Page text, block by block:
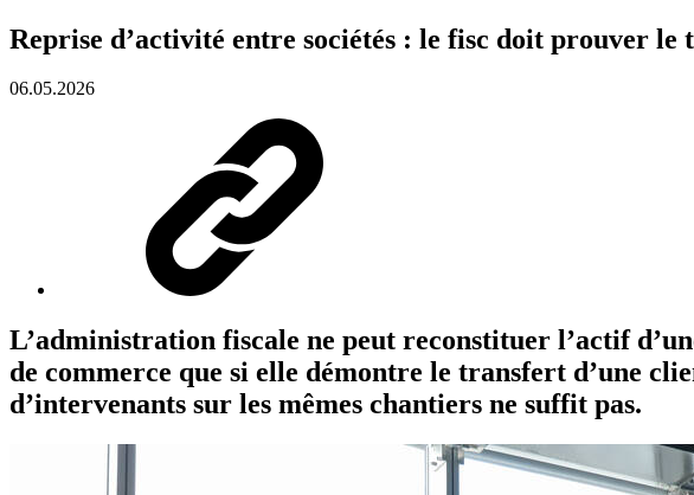
Reprise d’activité entre sociétés : le fisc doit prouver
06.05.2026
L’administration fiscale ne peut reconstituer l’actif
de commerce que si elle démontre le transfert d’une
d’intervenants sur les mêmes chantiers ne suffit pas.